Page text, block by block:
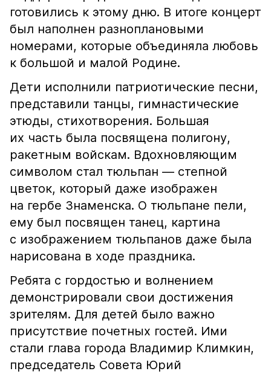
готовились к этому дню. В итоге концерт
был наполнен разноплановыми
номерами, которые объединяла любовь
к большой и малой Родине.
Дети исполнили патриотические песни,
представили танцы, гимнастические
этюды, стихотворения. Большая
их часть была посвящена полигону,
ракетным войскам. Вдохновляющим
символом стал тюльпан — степной
цветок, который даже изображен
на гербе Знаменска. О тюльпане пели,
ему был посвящен танец, картина
с изображением тюльпанов даже была
нарисована в ходе праздника.
Ребята с гордостью и волнением
демонстрировали свои достижения
зрителям. Для детей было важно
присутствие почетных гостей. Ими
стали глава города Владимир Климкин,
председатель Совета Юрий